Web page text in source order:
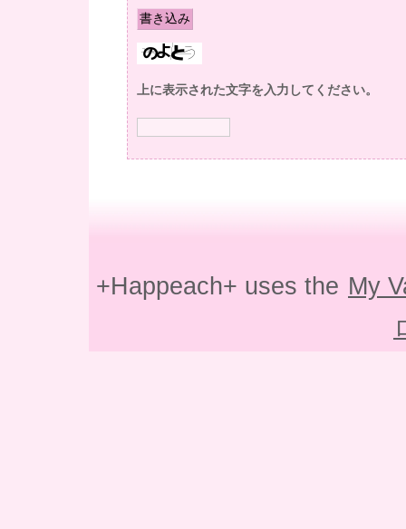
上に表示された文字を入力してください。
+Happeach+ uses the My